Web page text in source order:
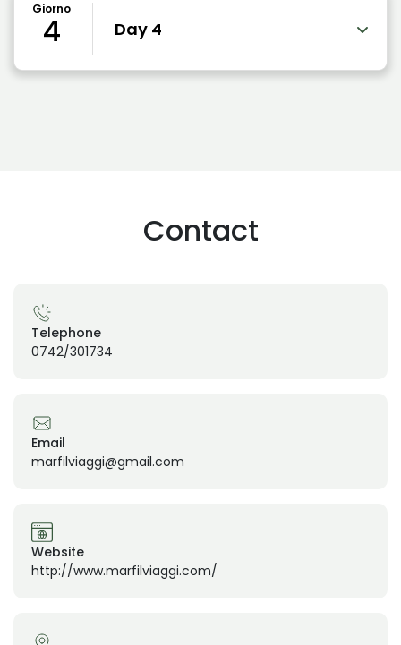
Giorno
4 Day 4
Contact
Telephone
0742/301734
Email
marfilviaggi@gmail.com
Website
http://www.marfilviaggi.com/